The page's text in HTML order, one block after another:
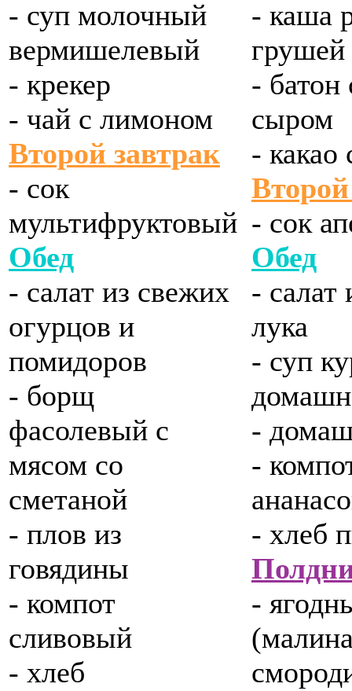
- суп молочный
вермишелевый
- крекер
- чай с лимоном
Второй завтрак
- сок
мультифруктовый
Обед
- салат из свежих
огурцов и
помидоров
- борщ
фасолевый с
мясом со
сметаной
- плов из
говядины
- компот
сливовый
- хлеб
- каша
грушей
- батон
сыром
- какао
- сок
Обед
- салат
лука
- суп
-
-
- хлеб
-